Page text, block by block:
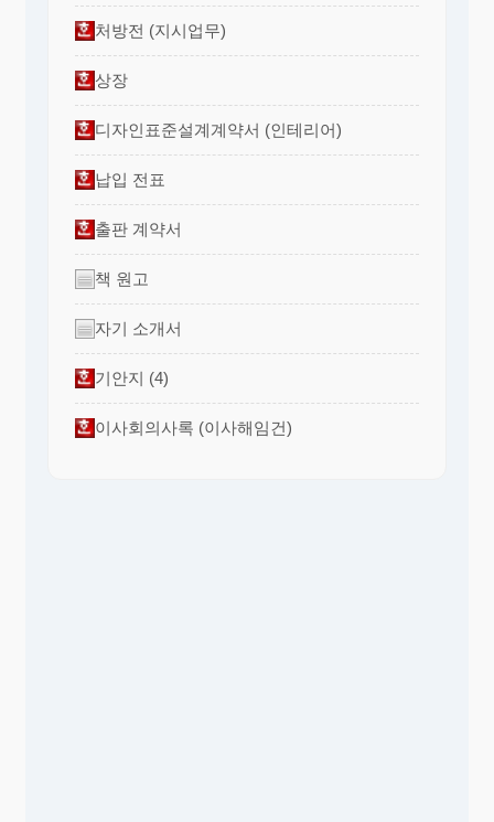
처방전 (지시업무)
상장
디자인표준설계계약서 (인테리어)
납입 전표
출판 계약서
책 원고
자기 소개서
기안지 (4)
이사회의사록 (이사해임건)